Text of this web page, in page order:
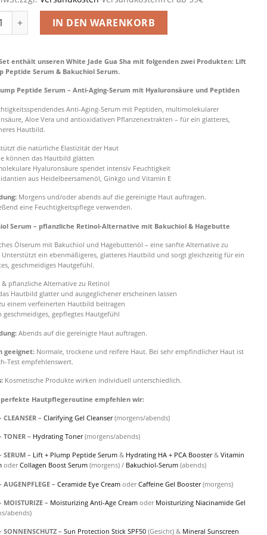
enthält unseren White Jade Gua Sha mit folgenden zwei Produkten: Lift
Peptide Serum & Bakuchiol Serum.
Peptide Serum – Anti-Aging-Serum mit Hyaluronsäure und Peptiden
Anti-Aging-Serum mit Peptiden, multimolekularer
Aloe Vera und antioxidativen Pflanzenextrakten – für ein glatteres,
Hautbild.
die natürliche Elastizität der Haut
können das Hautbild glätten
Hyaluronsäure spendet intensiv Feuchtigkeit
aus Heidelbeersamenöl, Ginkgo und Vitamin E
Morgens und/oder abends auf die gereinigte Haut auftragen.
eine Feuchtigkeitspflege verwenden.
Serum – pflanzliche Retinol-Alternative mit Bakuchiol & Hagebutte
Ölserum mit Bakuchiol und Hagebuttenöl – eine sanfte Alternative zu
ein ebenmäßigeres, glatteres Hautbild und sorgt gleichzeitig für ein
geschmeidiges Hautgefühl.
& pflanzliche Alternative zu Retinol
Hautbild glatter und ausgeglichener erscheinen lassen
einem verfeinerten Hautbild beitragen
geschmeidiges, gepflegtes Hautgefühl
Abends auf die gereinigte Haut auftragen.
geeignet: Normale, trockene und reifere Haut. Bei sehr empfindlicher Haut ist
Test empfehlenswert.
Kosmetische Produkte wirken individuell unterschiedlich.
Hautpflegeroutine empfehlen wir:
– Clarifying Gel Cleanser(morgens/abends)
TONER – Hydrating Toner(morgens/abends)
– Lift + Plump Peptide Serum& Hydrating HA + PCA Booster& Vitamin
oderCollagen Boost Serum(morgens) / Bakuchiol-Serum(abends)
– Ceramide Eye CreamoderCaffeine Gel Booster(morgens)
MOISTURIZE – Moisturizing Anti-Age Creamoder Moisturizing Niacinamide Gel
abends)
SONNENSCHUTZ – Sun Protection Stick SPF50(Gesicht) & Mineral Sunscreen
& Lift & Plump Peptide Serum Menge
IN DEN WARENKORB